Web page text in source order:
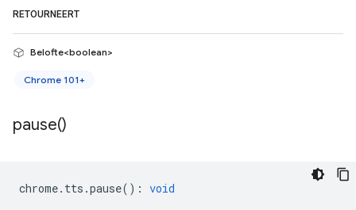
RETOURNEERT
Belofte<boolean>
Chrome 101+
pause()
chrome. tts .pause() : void